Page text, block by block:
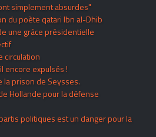
simplement absurdes"
du poète qatari Ibn al-Dhib
une grâce présidentielle
circulation
encore expulsés !
la prison de Seysses.
Hollande pour la défense
politiques est un danger pour la